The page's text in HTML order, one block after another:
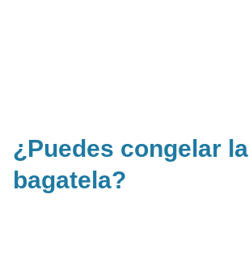
¿Puedes congelar la
bagatela?